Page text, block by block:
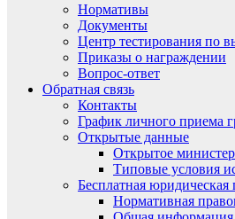
Нормативы
Документы
Центр тестирования по
Приказы о награждении
Вопрос-ответ
Обратная связь
Контакты
График личного приема
Открытые данные
Открытое
Типовые условия
Бесплатная
Нормативная